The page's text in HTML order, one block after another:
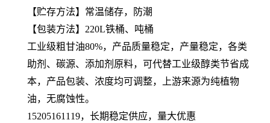
【贮存方法】常温储存，防潮
【包装方法】220L铁桶、吨桶
工业级粗甘油80%，产品质量稳定，产量稳定，各类
助剂、碳源、添加剂原料，可代替工业级醇类节省成
本，产品包装、浓度均可调整，上游来源为纯植物
油，无腐蚀性。
15205161119，长期稳定供应，量大优惠